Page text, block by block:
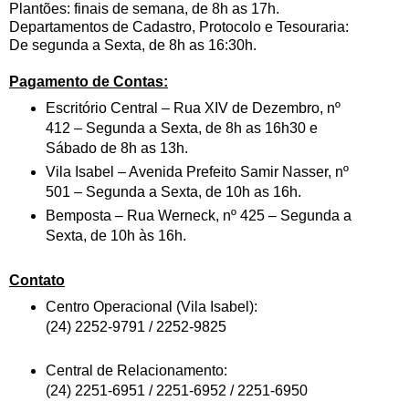
Plantões: finais de semana, de 8h as 17h.
Departamentos de Cadastro, Protocolo e Tesouraria:
De segunda a Sexta, de 8h as 16:30h.
Pagamento de Contas:
Escritório Central – Rua XIV de Dezembro, nº
412 – Segunda a Sexta, de 8h as 16h30 e
Sábado de 8h as 13h.
Vila Isabel – Avenida Prefeito Samir Nasser, nº
501 – Segunda a Sexta, de 10h as 16h.
Bemposta – Rua Werneck, nº 425 – Segunda a
Sexta, de 10h às 16h.
Contato
Centro Operacional (Vila Isabel):
(24) 2252-9791 / 2252-9825
Central de Relacionamento:
(24) 2251-6951 / 2251-6952 / 2251-6950